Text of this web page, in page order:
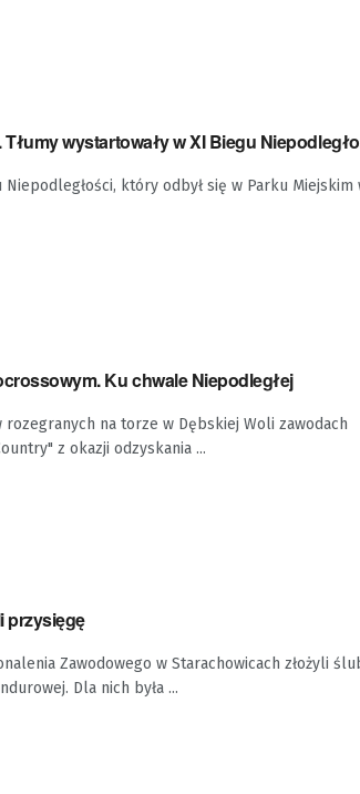
wystartowały w XI Biegu
Niepodległości, który odbył się w Parku Miejskim
Ku chwale Niepodległej
rozegranych na torze w Dębskiej Woli zawodach
z okazji odzyskania ...
przysięgę
Zawodowego w Starachowicach złożyli
Dla nich była ...